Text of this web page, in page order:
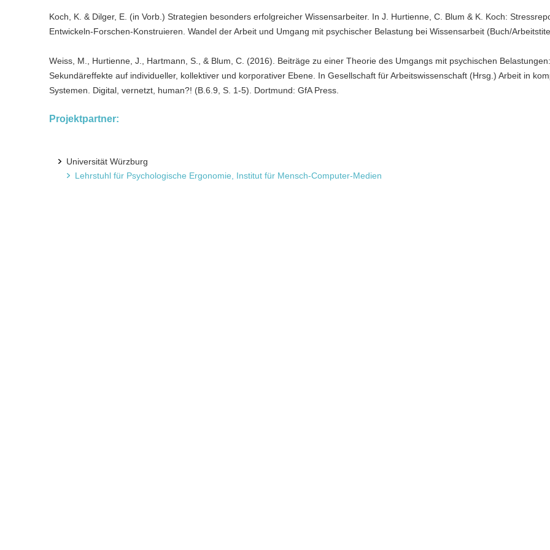
Koch, K. & Dilger, E. (in Vorb.) Strategien besonders erfolgreicher Wissensarbeiter. In J. Hurtienne, C. Blum & K. Koch:
Entwickeln-Forschen-Konstruieren. Wandel der Arbeit und Umgang mit psychischer Belastung bei Wissensarbeit (Buch/
Weiss, M., Hurtienne, J., Hartmann, S., & Blum, C. (2016). Beiträge zu einer Theorie des Umgangs mit psychischen Belastungen:
Sekundäreffekte auf individueller, kollektiver und korporativer Ebene. In Gesellschaft für Arbeitswissenschaft (Hrsg.) Arbeit in
Systemen. Digital, vernetzt, human?! (B.6.9, S. 1-5). Dortmund: GfA Press.
Projektpartner:
Universität Würzburg
Lehrstuhl für Psychologische Ergonomie, Institut für Mensch-Computer-Medien